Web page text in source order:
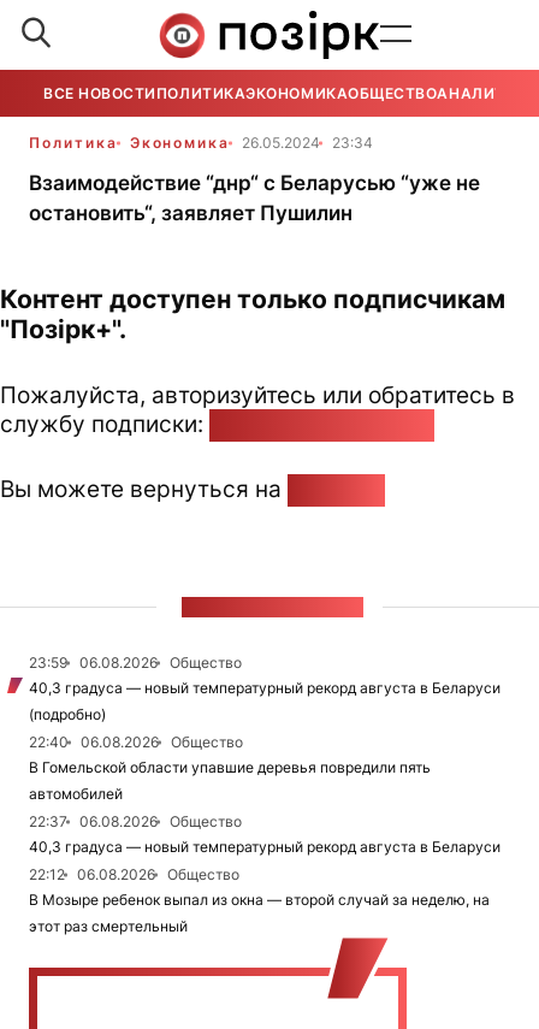
ВСЕ НОВОСТИ ПОЛИТИКАЭКОНОМИКАОБЩЕСТВОАНАЛИТИКА
Политика Экономика 26.05.2024 23:34
Взаимодействие “днр“ с Беларусью “уже не
остановить“, заявляет Пушилин
Контент доступен только подписчикам
"Позірк+".
Пожалуйста, авторизуйтесь или обратитесь в
службу подписки:
Вы можете вернуться на
23:59 06.08.2026
Общество
40,3 градуса — новый температурный рекорд августа в Беларуси
(подробно)
22:40
06.08.2026
Общество
В Гомельской области упавшие деревья повредили пять
автомобилей
22:37
06.08.2026
Общество
40,3 градуса — новый температурный рекорд августа в Беларуси
22:12
06.08.2026
Общество
В Мозыре ребенок выпал из окна — второй случай за неделю, на
этот раз смертельный